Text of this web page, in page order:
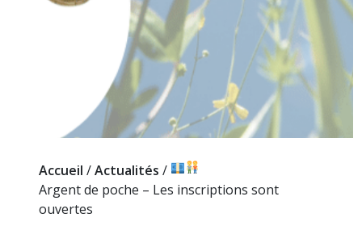
Accueil /Actualités /
Argent de poche – Les inscriptions sont
ouvertes